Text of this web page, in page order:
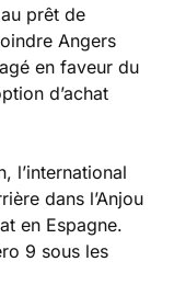
prêt de
Angers
en faveur du
d’achat
l’international
dans l’Anjou
en Espagne.
9 sous les